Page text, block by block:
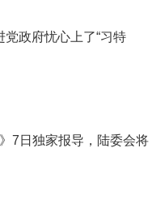
政府忧心上了“习特
7日独家报导，陆委会将